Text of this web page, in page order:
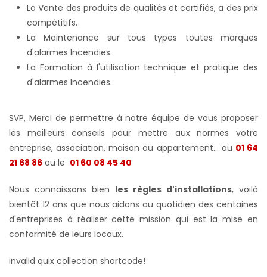
La Vente des produits de qualités et certifiés, a des prix
compétitifs.
La Maintenance sur tous types toutes marques
d'alarmes Incendies.
La Formation à l'utilisation technique et pratique des
d'alarmes Incendies.
SVP, Merci de permettre à notre équipe de vous proposer
les meilleurs conseils pour mettre aux normes votre
entreprise, association, maison ou appartement... au 01 64
21 68 86 ou le 01 60 08 45 40
Nous connaissons bien les règles d'installations, voilà
bientôt 12 ans que nous aidons au quotidien des centaines
d'entreprises à réaliser cette mission qui est la mise en
conformité de leurs locaux.
invalid quix collection shortcode!